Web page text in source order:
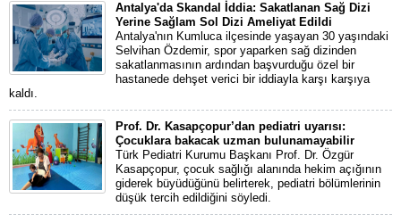
Antalya'da Skandal İddia: Sakatlanan Sağ Dizi
Yerine Sağlam Sol Dizi Ameliyat Edildi
Antalya'nın Kumluca ilçesinde yaşayan 30 yaşındaki
Selvihan Özdemir, spor yaparken sağ dizinden
sakatlanmasının ardından başvurduğu özel bir
hastanede dehşet verici bir iddiayla karşı karşıya
kaldı.
Prof. Dr. Kasapçopur’dan pediatri uyarısı:
Çocuklara bakacak uzman bulunamayabilir
Türk Pediatri Kurumu Başkanı Prof. Dr. Özgür
Kasapçopur, çocuk sağlığı alanında hekim açığının
giderek büyüdüğünü belirterek, pediatri bölümlerinin
düşük tercih edildiğini söyledi.